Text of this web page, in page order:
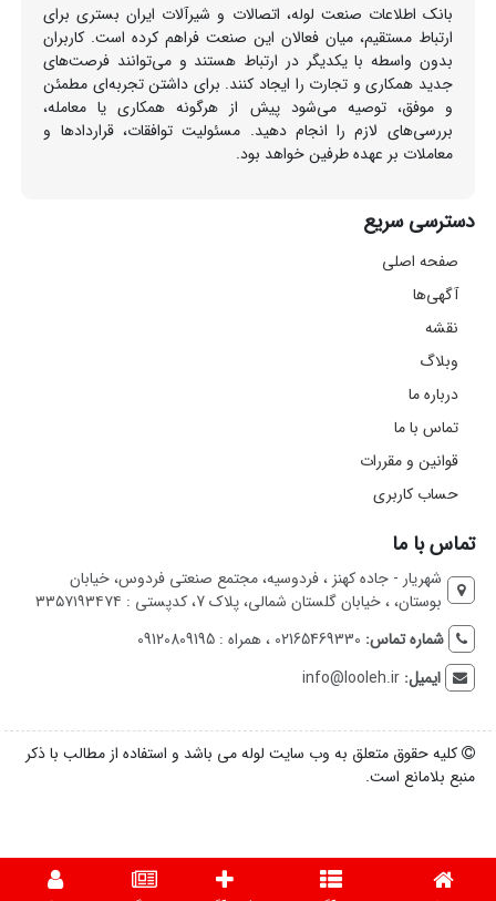
بانک اطلاعات صنعت لوله، اتصالات و شیرآلات ایران بستری برای
ارتباط مستقیم، میان فعالان این صنعت فراهم کرده است. کاربران
بدون واسطه با یکدیگر در ارتباط هستند و می‌توانند فرصت‌های
جدید همکاری و تجارت را ایجاد کنند. برای داشتن تجربه‌ای مطمئن
و موفق، توصیه می‌شود پیش از هرگونه همکاری یا معامله،
بررسی‌های لازم را انجام دهید. مسئولیت توافقات، قراردادها و
معاملات بر عهده طرفین خواهد بود.
دسترسی سریع
صفحه اصلی
آگهی‌ها
نقشه
وبلاگ
درباره ما
تماس با ما
قوانین و مقررات
حساب کاربری
تماس با ما
شهریار - جاده کهنز ، فردوسیه، مجتمع صنعتی فردوس، خیابان
بوستان، ، خیابان گلستان شمالی، پلاک 7، کدپستی : ۳۳۵۷۱۹۳۴۷۴
شماره تماس: 02165469330 ، همراه : 09120809195
ایمیل:info@looleh.ir
کلیه حقوق متعلق به وب سایت لوله می باشد و استفاده از مطالب با ذکر
منبع بلامانع است.